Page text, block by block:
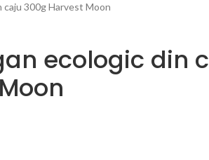
300g Harvest Moon
ecologic din